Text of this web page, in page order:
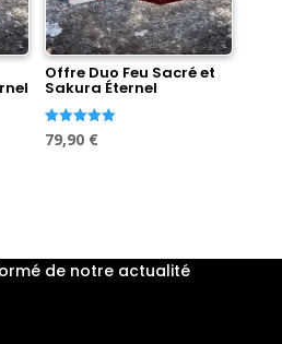
Offre Duo Feu Sacré et
Sakura Éternel
Note
5.00
Le
79,90 €Le
de notre actualité